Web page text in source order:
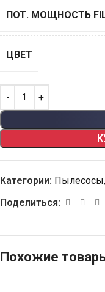
ПОТ. МОЩНОСТЬ
ЦВЕТ
Категории: Пылесосы,
Поделиться:
Похожие